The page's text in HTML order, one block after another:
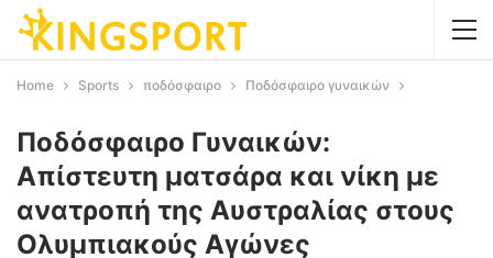
Home Sports ποδόσφαιρο Ποδόσφαιρο γυναικών
Ποδόσφαιρο Γυναικών:
Απίστευτη ματσάρα και νίκη με
ανατροπή της Αυστραλίας στους
Ολυμπιακούς Αγώνες